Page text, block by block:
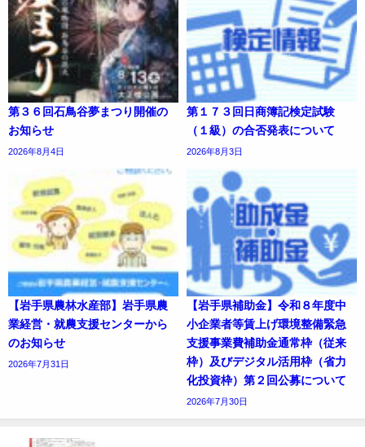
第３６回石鳥谷夢まつり開催の
お知らせ
2026年8月4日
第１７３回日商簿記検定試験
（１級）の合否発表について
2026年8月3日
【岩手県農林水産部】岩手県農
業経営・就農支援センターから
のお知らせ
2026年7月31日
【岩手県補助金】令和８年度中
小企業者等賃上げ環境整備緊急
支援事業費補助金通常枠（従来
枠）及びデジタル活用枠（省力
化投資枠）第２回公募について
2026年7月30日